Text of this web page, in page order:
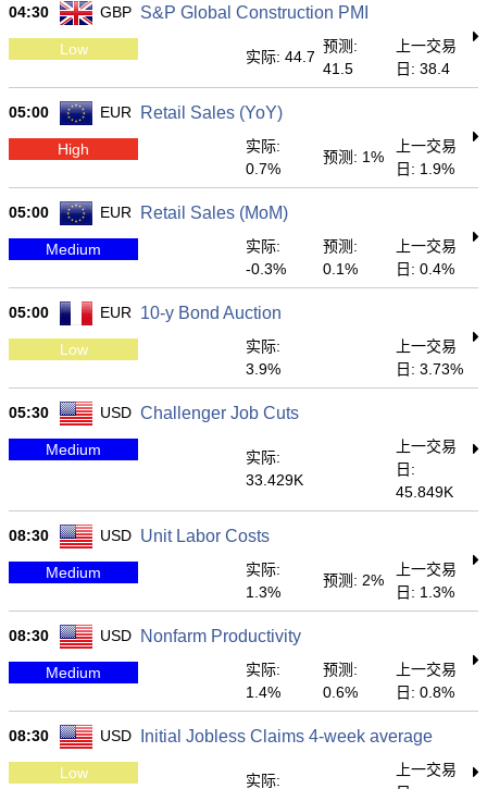
04:30 GBP S&P Global Construction PMI
Low 实际: 44.7
预测:
41.5
上一交易
日: 38.4
05:00 EUR Retail Sales (YoY)
High
实际:
0.7%
预测: 1%
上一交易
日: 1.9%
05:00 EUR Retail Sales (MoM)
Medium
实际:
-0.3%
预测:
0.1%
上一交易
日: 0.4%
05:00 EUR 10-y Bond Auction
Low
实际:
3.9%
上一交易
日: 3.73%
05:30 USD Challenger Job Cuts
Medium
实际:
33.429K
上一交易
日:
45.849K
08:30 USD Unit Labor Costs
Medium
实际:
1.3%
预测: 2%
上一交易
日: 1.3%
08:30 USD Nonfarm Productivity
Medium
实际:
1.4%
预测:
0.6%
上一交易
日: 0.8%
08:30 USD Initial Jobless Claims 4-week average
Low
实际:
上一交易